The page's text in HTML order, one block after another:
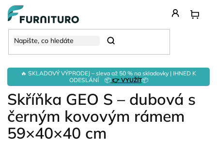
Přejít
obsah
🔥 SKLADOVÝ VÝPRODEJ – sleva až 50 % na skladovky | IHNED K
ODESLÁNÍ 📦👉 VYUŽÍT📦
Hledat
Skříňka GEO S – dubová s
černým kovovým rámem
59×40×40 cm